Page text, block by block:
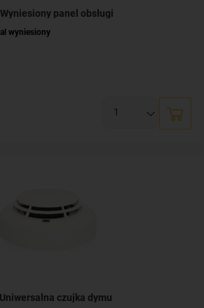
panel obsługi
wyniesiony
czujka dymu